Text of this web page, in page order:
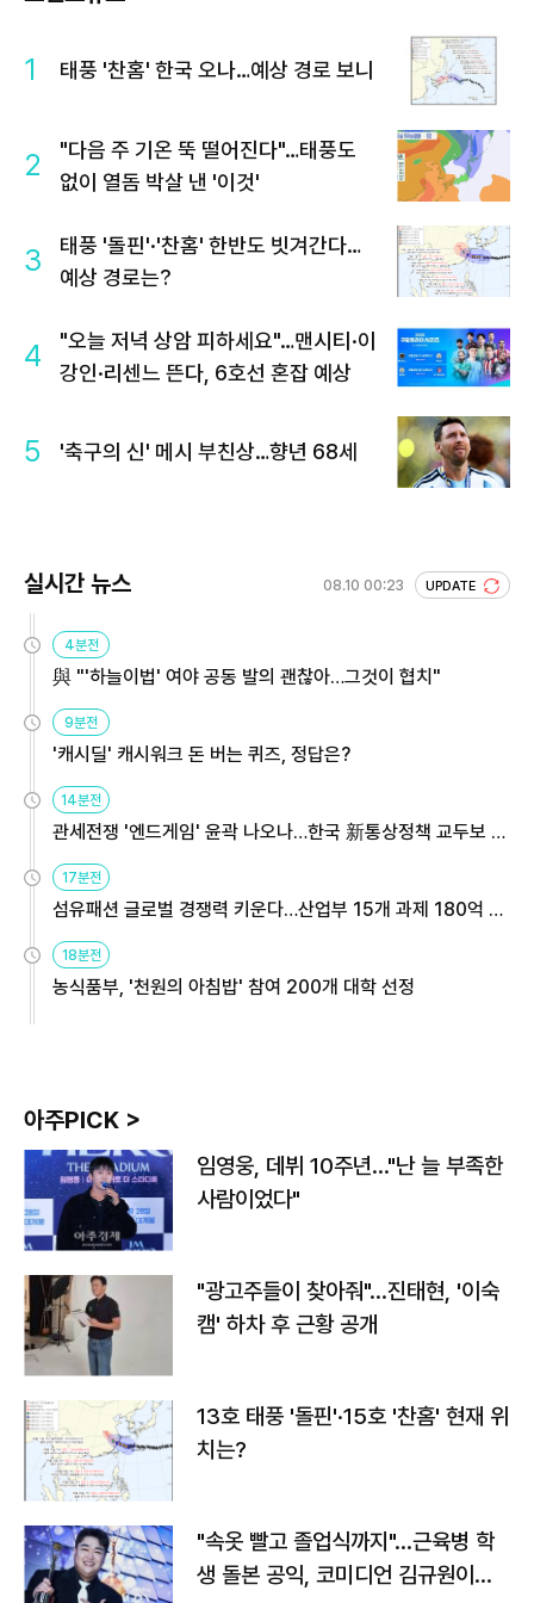
1 태풍 '찬홈' 한국 오나…예상 경로 보니
2
"다음 주 기온 뚝 떨어진다"…태풍도
없이 열돔 박살 낸 '이것'
3
태풍 '돌핀'·'찬홈' 한반도 빗겨간다…
예상 경로는?
4
"오늘 저녁 상암 피하세요"…맨시티·이
강인·리센느 뜬다, 6호선 혼잡 예상
5 '축구의 신' 메시 부친상…향년 68세
실시간 뉴스 08.10 00:23 UPDATE
4분전
與 "'하늘이법' 여야 공동 발의 괜찮아…그것이 협치"
9분전
'캐시딜' 캐시워크 돈 버는 퀴즈, 정답은?
14분전
관세전쟁 '엔드게임' 윤곽 나오나…한국 新통상정책 교두보 활
17분전
섬유패션 글로벌 경쟁력 키운다…산업부 15개 과제 180억 지
18분전
농식품부, '천원의 아침밥' 참여 200개 대학 선정
아주PICK >
임영웅, 데뷔 10주년…"난 늘 부족한
사람이었다"
"광고주들이 찾아줘"…진태현, '이숙
캠' 하차 후 근황 공개
13호 태풍 '돌핀'·15호 '찬홈' 현재 위
치는?
"속옷 빨고 졸업식까지"…근육병 학
생 돌본 공익, 코미디언 김규원이었